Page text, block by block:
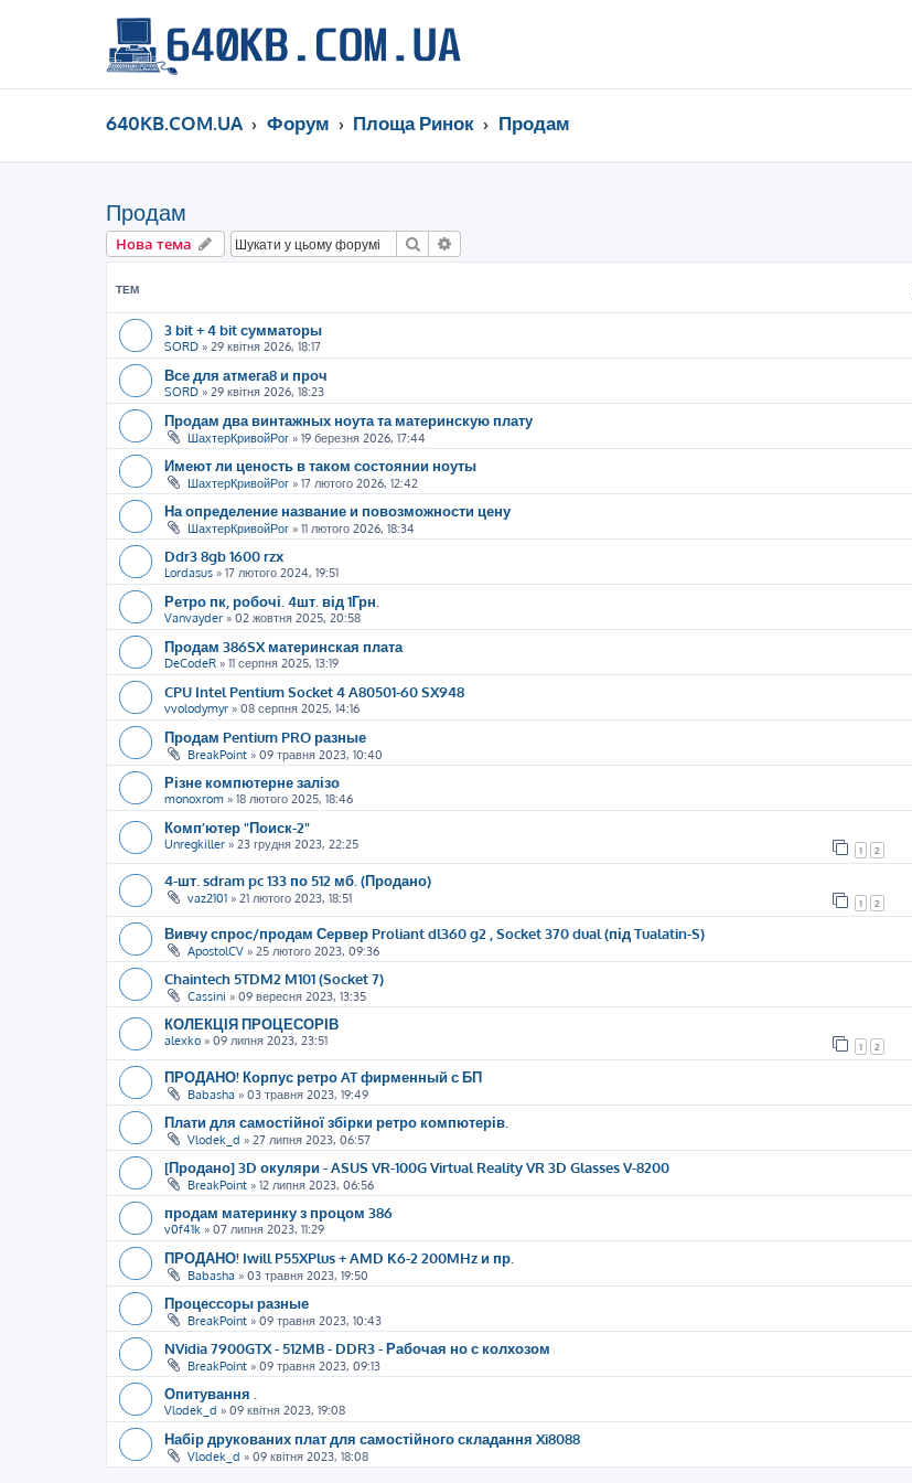
640KB.COM.UA Форум Площа Ринок Продам
Продам
Нова тема Пошук
ТЕМ
3 bit + 4 bit сумматоры
SORD » 29 квітня 2026, 18:17
Все для атмега8 и проч
SORD » 29 квітня 2026, 18:23
Продам два винтажных ноута та материнскую плату
ШахтерКривойРог » 19 березня 2026, 17:44
Имеют ли ценость в таком состоянии ноуты
ШахтерКривойРог » 17 лютого 2026, 12:42
На определение название и повозможности цену
ШахтерКривойРог » 11 лютого 2026, 18:34
Ddr3 8gb 1600 rzx
Lordasus » 17 лютого 2024, 19:51
Ретро пк, робочі. 4шт. від 1Грн.
Vanvayder » 02 жовтня 2025, 20:58
Продам 386SX материнская плата
DeCodeR » 11 серпня 2025, 13:19
CPU Intel Pentium Socket 4 A80501-60 SX948
vvolodymyr » 08 серпня 2025, 14:16
Продам Pentium PRO разные
BreakPoint » 09 травня 2023, 10:40
Різне компютерне залізо
monoxrom » 18 лютого 2025, 18:46
Комп’ютер "Поиск-2"
Unregkiller » 23 грудня 2023, 22:25 1 2
4-шт. sdram pc 133 по 512 мб. (Продано)
vaz2101 » 21 лютого 2023, 18:51 1 2
Вивчу спрос/продам Сервер Proliant dl360 g2 , Socket 370 dual (під Tualatin-S)
ApostolCV » 25 лютого 2023, 09:36
Chaintech 5TDM2 M101 (Socket 7)
Cassini » 09 вересня 2023, 13:35
КОЛЕКЦІЯ ПРОЦЕСОРІВ
alexko » 09 липня 2023, 23:51 1 2
ПРОДАНО! Корпус ретро AT фирменный с БП
Babasha » 03 травня 2023, 19:49
Плати для самостійної збірки ретро компютерів.
Vlodek_d » 27 липня 2023, 06:57
[Продано] 3D окуляри - ASUS VR-100G Virtual Reality VR 3D Glasses V-8200
BreakPoint » 12 липня 2023, 06:56
продам материнку з процом 386
v0f41k » 07 липня 2023, 11:29
ПРОДАНО! Iwill P55XPlus + AMD K6-2 200MHz и пр.
Babasha » 03 травня 2023, 19:50
Процессоры разные
BreakPoint » 09 травня 2023, 10:43
NVidia 7900GTX - 512MB - DDR3 - Рабочая но с колхозом
BreakPoint » 09 травня 2023, 09:13
Опитування .
Vlodek_d » 09 квітня 2023, 19:08
Набір друкованих плат для самостійного складання Xi8088
Vlodek_d » 09 квітня 2023, 18:08